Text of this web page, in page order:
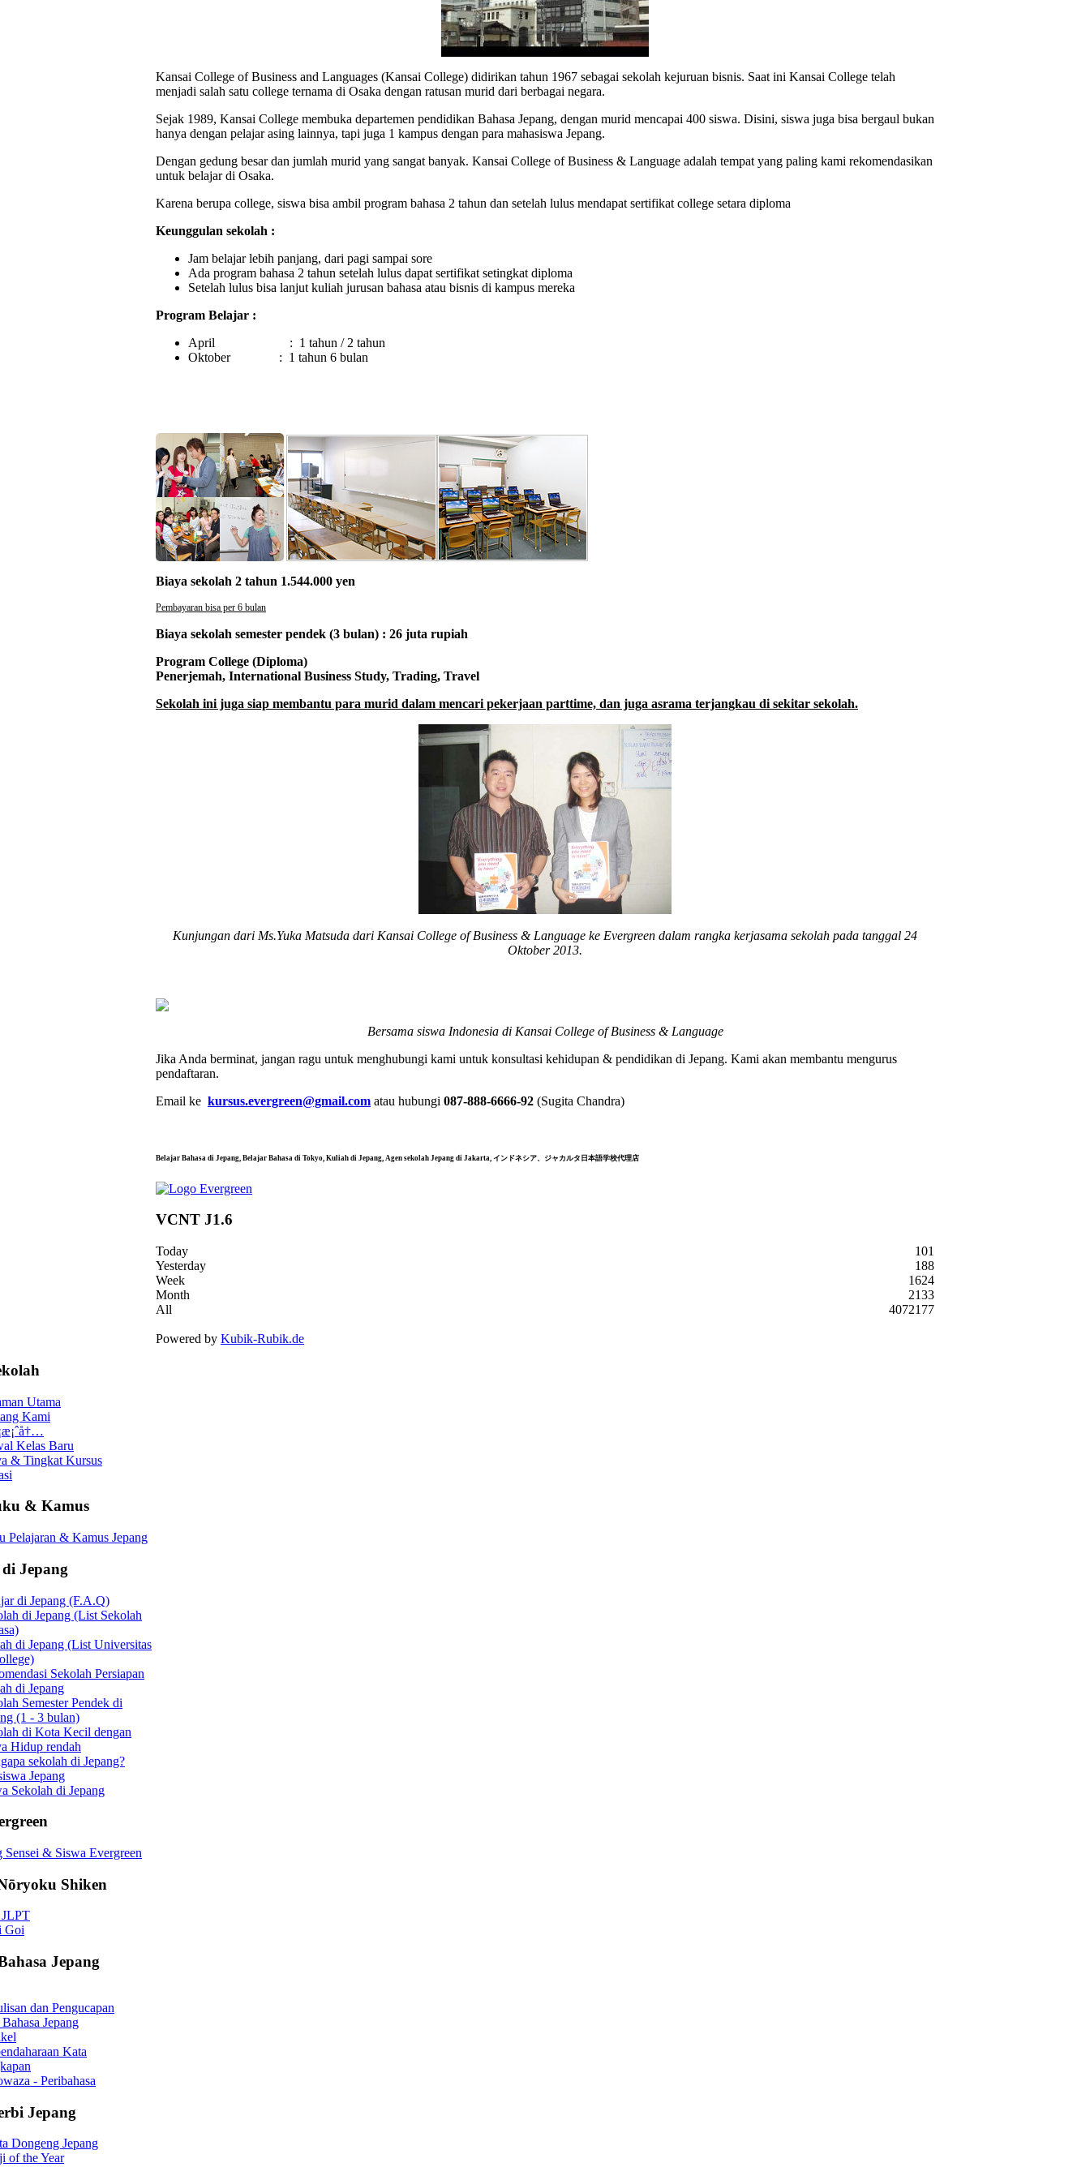
Kansai College of Business and Languages (Kansai College) didirikan tahun 1967 sebagai sekolah kejuruan bisnis. Saat ini Kansai College telah
menjadi salah satu college ternama di Osaka dengan ratusan murid dari berbagai negara.
Sejak 1989, Kansai College membuka departemen pendidikan Bahasa Jepang, dengan murid mencapai 400 siswa. Disini, siswa juga bisa bergaul bukan
hanya dengan pelajar asing lainnya, tapi juga 1 kampus dengan para mahasiswa Jepang.
Dengan gedung besar dan jumlah murid yang sangat banyak. Kansai College of Business & Language adalah tempat yang paling kami rekomendasikan
untuk belajar di Osaka.
Karena berupa college, siswa bisa ambil program bahasa 2 tahun dan setelah lulus mendapat sertifikat college setara diploma
Keunggulan sekolah :
Jam belajar lebih panjang, dari pagi sampai sore
Ada program bahasa 2 tahun setelah lulus dapat sertifikat setingkat diploma
Setelah lulus bisa lanjut kuliah jurusan bahasa atau bisnis di kampus mereka
Program Belajar :
April : 1 tahun / 2 tahun
Oktober : 1 tahun 6 bulan
Biaya sekolah 2 tahun 1.544.000 yen
Pembayaran bisa per 6 bulan
Biaya sekolah semester pendek (3 bulan) : 26 juta rupiah
Program College (Diploma)
Penerjemah, International Business Study, Trading, Travel
Sekolah ini juga siap membantu para murid dalam mencari pekerjaan parttime, dan juga asrama terjangkau di sekitar sekolah.
Kunjungan dari Ms.Yuka Matsuda dari Kansai College of Business & Language ke Evergreen dalam rangka kerjasama sekolah pada tanggal 24
Oktober 2013.
Bersama siswa Indonesia di Kansai College of Business & Language
Jika Anda berminat, jangan ragu untuk menghubungi kami untuk konsultasi kehidupan & pendidikan di Jepang. Kami akan membantu mengurus
pendaftaran.
Email ke kursus.evergreen@gmail.com atau hubungi 087-888-6666-92 (Sugita Chandra)
Belajar Bahasa di Jepang, Belajar Bahasa di Tokyo, Kuliah di Jepang, Agen sekolah Jepang di Jakarta, インドネシア、ジャカルタ日本語学校代理店
VCNT J1.6
Today
101
Yesterday
188
Week
1624
Month
2133
All
4072177
Powered by Kubik-Rubik.de
Utama
Kami
Kelas Baru
& Tingkat Kursus
& Kamus
Pelajaran & Kamus Jepang
Jepang
di Jepang (F.A.Q)
di Jepang (List Sekolah
di Jepang (List Universitas
Sekolah Persiapan
di Jepang
Semester Pendek di
(1 - 3 bulan)
di Kota Kecil dengan
Hidup rendah
sekolah di Jepang?
Jepang
Sekolah di Jepang
Sensei & Siswa Evergreen
Shiken
Goi
Jepang
dan Pengucapan
Jepang
Kata
- Peribahasa
Jepang
Dongeng Jepang
of the Year